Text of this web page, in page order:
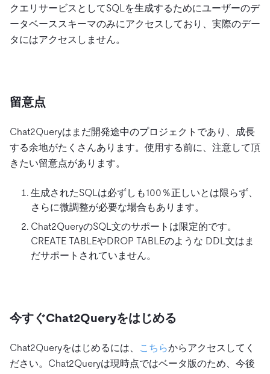
クエリサービスとしてSQLを生成するためにユーザーのデ
ータベーススキーマのみにアクセスしており、実際のデー
タにはアクセスしません。
留意点
Chat2Queryはまだ開発途中のプロジェクトであり、成長
する余地がたくさんあります。使用する前に、注意して頂
きたい留意点があります。
生成されたSQLは必ずしも100％正しいとは限らず、
さらに微調整が必要な場合もあります。
Chat2QueryのSQL文のサポートは限定的です。
CREATE TABLEやDROP TABLEのような DDL文はま
だサポートされていません。
今すぐChat2Queryをはじめる
Chat2Queryをはじめるには、 こちらからアクセスしてく
ださい。Chat2Queryは現時点ではベータ版のため、今後